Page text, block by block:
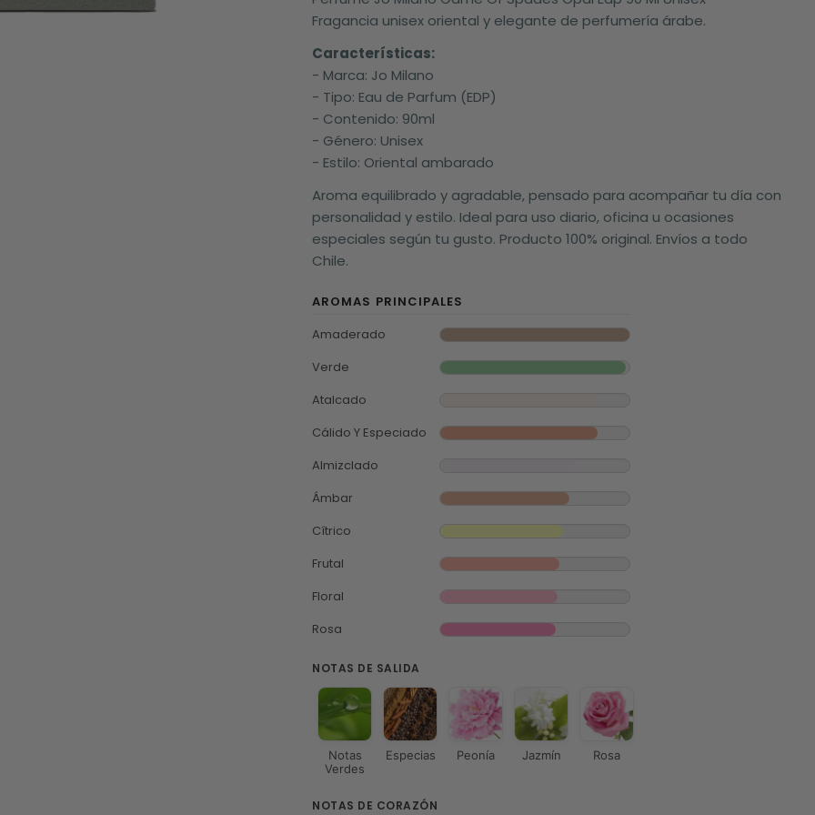
Fragancia unisex oriental y elegante de perfumería árabe.
Características:
- Marca: Jo Milano
- Tipo: Eau de Parfum (EDP)
- Contenido: 90ml
- Género: Unisex
- Estilo: Oriental ambarado
Aroma equilibrado y agradable, pensado para acompañar tu día con
personalidad y estilo. Ideal para uso diario, oficina u ocasiones
especiales según tu gusto. Producto 100% original. Envíos a todo
Chile.
AROMAS PRINCIPALES
Amaderado
Verde
Atalcado
Cálido Y Especiado
Almizclado
Ámbar
Cítrico
Frutal
Floral
Rosa
NOTAS DE SALIDA
Notas
Verdes
Especias Peonía Jazmín Rosa
NOTAS DE CORAZÓN